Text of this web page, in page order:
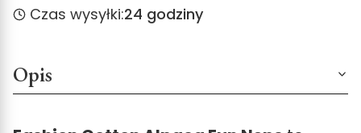
Czas wysyłki:24 godziny
Opis